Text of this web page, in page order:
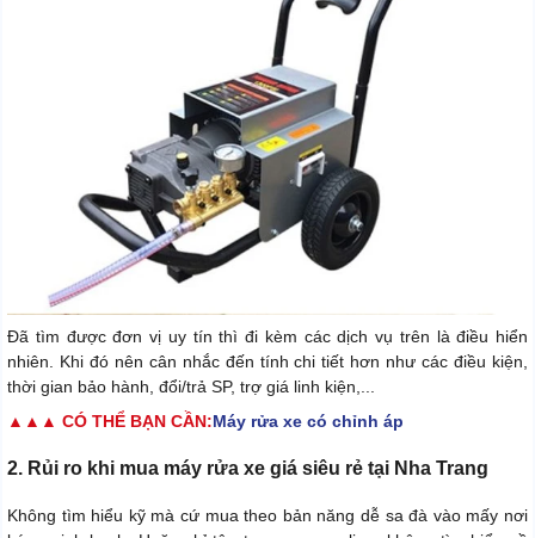
Đã tìm được đơn vị uy tín thì đi kèm các dịch vụ trên là điều hiển
nhiên. Khi đó nên cân nhắc đến tính chi tiết hơn như các điều kiện,
thời gian bảo hành, đổi/trả SP, trợ giá linh kiện,...
▲▲▲ CÓ THỂ BẠN CẦN:Máy rửa xe có chỉnh áp
2. Rủi ro khi mua máy rửa xe giá siêu rẻ tại Nha Trang
Không tìm hiểu kỹ mà cứ mua theo bản năng dễ sa đà vào mấy nơi